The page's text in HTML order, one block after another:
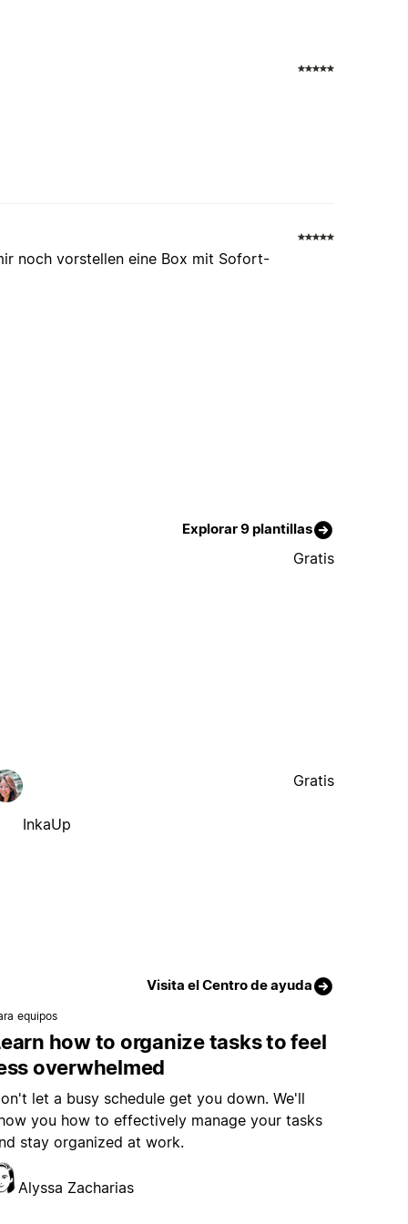
noch vorstellen eine Box mit Sofort-
Explorar 9 plantillas
Gratis
InkaUp
Gratis
Visita el Centro de ayuda
equipos
how to organize tasks to feel
overwhelmed
let a busy schedule get you down. We'll
you how to effectively manage your tasks
stay organized at work.
Alyssa Zacharias